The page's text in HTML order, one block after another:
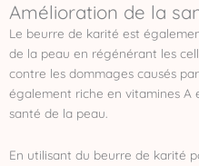
Amélioration de la
Le beurre de karité est
de la peau en régénérant les
contre les dommages causés
également riche en vitamines A
santé de la peau.
En utilisant du beurre de karité